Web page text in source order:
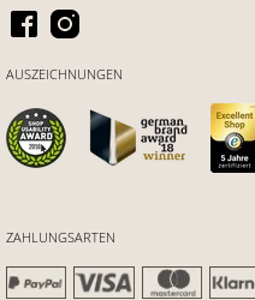
ZAHLUNGSARTEN
AUSZEICHNUNGEN